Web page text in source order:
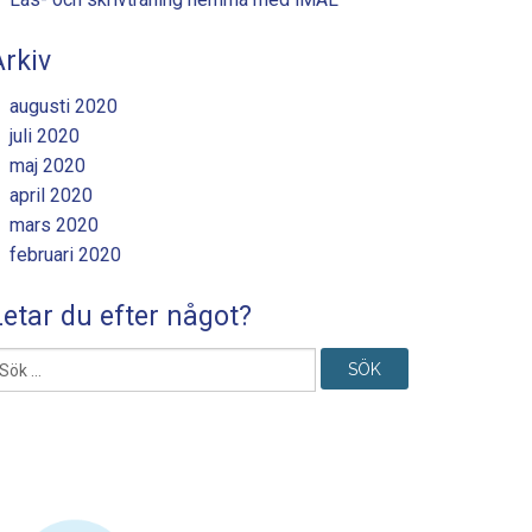
augusti 2020
juli 2020
maj 2020
april 2020
mars 2020
februari 2020
du efter något?